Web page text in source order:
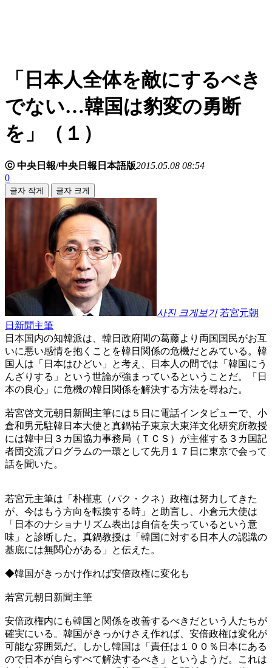
「日本人全体を敵にするべき
でない…韓国は豹変の勇断
を」（１）
ⓒ 中央日報/中央日報日本語版2015.05.08 08:54
0
글자 작게 글자 크게
사진 크게보기 若宮元朝
日新聞主筆
日本国内の知韓派は、韓日政府間の葛藤より両国国民がお互
いに悪い感情を抱くことを韓日関係の危機だとみている。韓
国人は「日本はひどい」と考え、日本人の間では「韓国にう
んざりする」という世論が強まっているということだ。「日
本の良心」に危機の韓日関係を解決する方法を尋ねた。
若宮啓文元朝日新聞主筆には５日に電話インタビューで、小
倉和男元駐韓日本大使と真鍋祐子東京大東洋文化研究所教授
には韓中日３カ国協力事務局（ＴＣＳ）が主催する３カ国記
者団交流プログラムの一環として先月１７日に東京で会って
話を聞いた。
若宮元主筆は「朴槿恵（パク・クネ）政権は努力してきた
が、今はもう方向を転換する時」と助言し、小倉元大使は
「日本のナショナリズム表出は自信を失っているという意
味」と診断した。真鍋教授は「韓国に対する日本人の認識の
基底には無関心がある」と伝えた。
◆韓国がきっかけ作れば安倍政権に変化も
若宮元朝日新聞主筆
安倍政権内にも韓国と関係を改善するべきだという人たちが
確実にいる。韓国がきっかけさえ作れば、安倍政権は変化が
可能な雰囲気だ。しかし韓国は「責任は１００％日本にある
ので日本が自らすべて解決するべき」というようだ。これは